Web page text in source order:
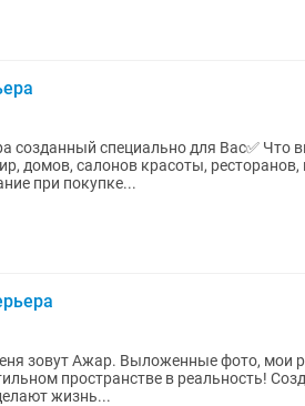
специально для Вас✅️ Что вы получаете от нас? ✔Дизайн
домов, салонов красоты,
при покупке...
мои работы. Превращаю ваши мечты о
пространстве в реальность!
жизнь...